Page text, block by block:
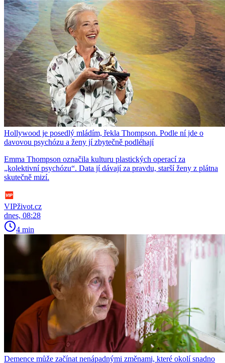
Hollywood je posedlý mládím, řekla Thompson. Podle ní jde o
davovou psychózu a ženy jí zbytečně podléhají
Emma Thompson označila kulturu plastických operací za
„kolektivní psychózu“. Data jí dávají za pravdu, starší ženy z plátna
skutečně mizí.
VIPživot.cz
dnes, 08:28
4 min
Demence může začínat nenápadnými změnami, které okolí snadno